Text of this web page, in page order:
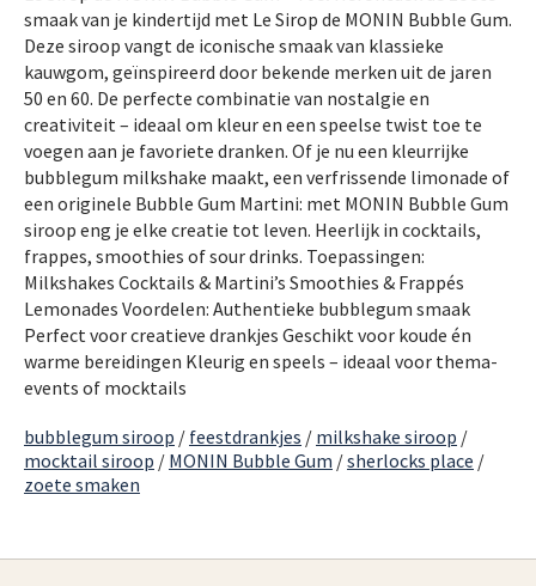
smaak van je kindertijd met Le Sirop de MONIN Bubble Gum.
Deze siroop vangt de iconische smaak van klassieke
kauwgom, geïnspireerd door bekende merken uit de jaren
50 en 60. De perfecte combinatie van nostalgie en
creativiteit – ideaal om kleur en een speelse twist toe te
voegen aan je favoriete dranken. Of je nu een kleurrijke
bubblegum milkshake maakt, een verfrissende limonade of
een originele Bubble Gum Martini: met MONIN Bubble Gum
siroop eng je elke creatie tot leven. Heerlijk in cocktails,
frappes, smoothies of sour drinks. Toepassingen:
Milkshakes Cocktails & Martini’s Smoothies & Frappés
Lemonades Voordelen: Authentieke bubblegum smaak
Perfect voor creatieve drankjes Geschikt voor koude én
warme bereidingen Kleurig en speels – ideaal voor thema-
events of mocktails
bubblegum siroop / feestdrankjes / milkshake siroop /
mocktail siroop / MONIN Bubble Gum /sherlocks place /
zoete smaken